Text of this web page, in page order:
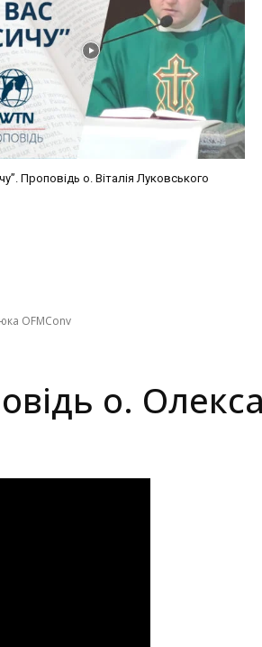
Проповідь о. Віталія Луковського